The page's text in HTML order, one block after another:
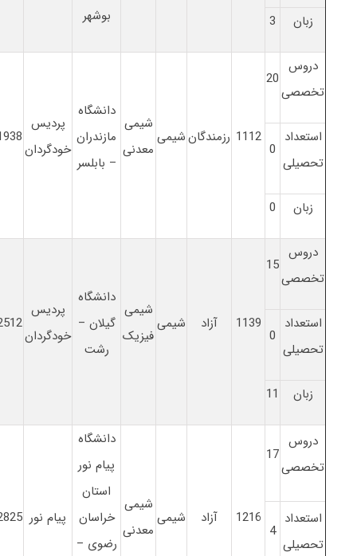
بوشهر
زبان 3
دروس
تخصصی
20
1112 رزمندگانشیمی
شیمی
معدنی
دانشگاه
مازندران
– بابلسر
پردیس
خودگردان
استعداد
تحصیلی
0
زبان 0
دروس
تخصصی
15
1139 آزاد شیمی
شیمی
فیزیک
دانشگاه
گیلان –
رشت
پردیس
خودگردان
استعداد
تحصیلی
0
زبان 11
دروس
تخصصی
17
1216 آزاد شیمی
شیمی
معدنی
دانشگاه
پیام نور
استان
خراسان
رضوی –
پیام نور
استعداد
تحصیلی
4